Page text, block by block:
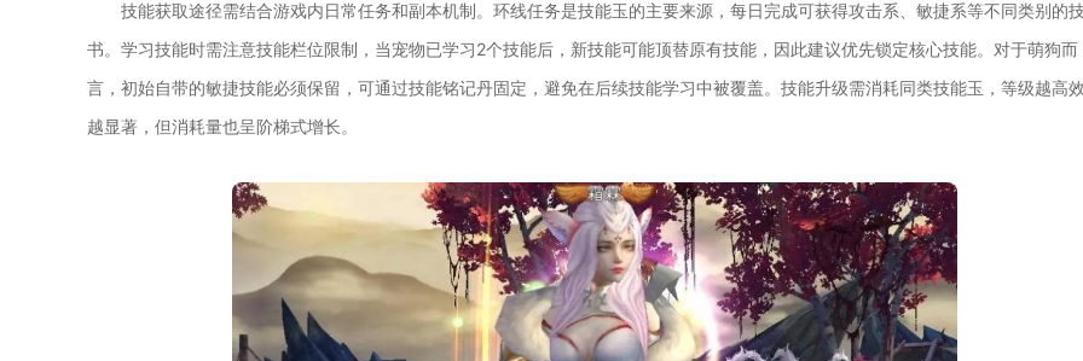
技能获取途径需结合游戏内日常任务和副本机制。环线任务是技能玉的主要来源，每日完成可获得攻击系、敏捷系等不同类别的
书。学习技能时需注意技能栏位限制，当宠物已学习2个技能后，新技能可能顶替原有技能，因此建议优先锁定核心技能。对于萌狗而
言，初始自带的敏捷技能必须保留，可通过技能铭记丹固定，避免在后续技能学习中被覆盖。技能升级需消耗同类技能玉，等级越高
越显著，但消耗量也呈阶梯式增长。